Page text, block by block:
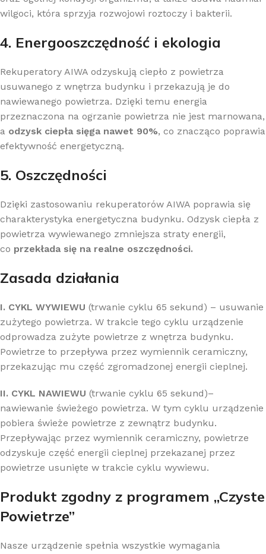
wilgoci, która sprzyja rozwojowi roztoczy i bakterii.
4. Energooszczędność i ekologia
Rekuperatory AIWA odzyskują ciepło z powietrza
usuwanego z wnętrza budynku i przekazują je do
nawiewanego powietrza. Dzięki temu energia
przeznaczona na ogrzanie powietrza nie jest marnowana,
a odzysk ciepła sięga nawet 90%, co znacząco poprawia
efektywność energetyczną.
5. Oszczędności
Dzięki zastosowaniu rekuperatorów AIWA poprawia się
charakterystyka energetyczna budynku. Odzysk ciepła z
powietrza wywiewanego zmniejsza straty energii,
co przekłada się na realne oszczędności.
Zasada działania
I. CYKL WYWIEWU (trwanie cyklu 65 sekund) – usuwanie
zużytego powietrza. W trakcie tego cyklu urządzenie
odprowadza zużyte powietrze z wnętrza budynku.
Powietrze to przepływa przez wymiennik ceramiczny,
przekazując mu część zgromadzonej energii cieplnej.
II. CYKL NAWIEWU (trwanie cyklu 65 sekund)–
nawiewanie świeżego powietrza. W tym cyklu urządzenie
pobiera świeże powietrze z zewnątrz budynku.
Przepływając przez wymiennik ceramiczny, powietrze
odzyskuje część energii cieplnej przekazanej przez
powietrze usunięte w trakcie cyklu wywiewu.
Produkt zgodny z programem „Czyste
Powietrze”
Nasze urządzenie spełnia wszystkie wymagania